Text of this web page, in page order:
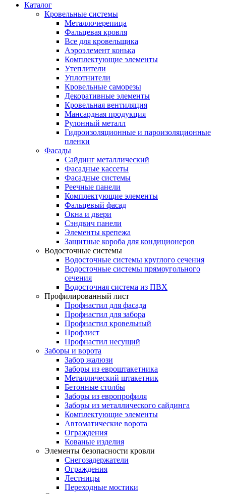
Каталог
Кровельные системы
Металлочерепица
Фальцевая кровля
Все для кровельщика
Аэроэлемент конька
Комплектующие элементы
Утеплители
Уплотнители
Кровельные саморезы
Декоративные элементы
Кровельная вентиляция
Мансардная продукция
Рулонный металл
Гидроизоляционные и пароизоляционные
пленки
Фасады
Сайдинг металлический
Фасадные кассеты
Фасадные системы
Реечные панели
Комплектующие элементы
Фальцевый фасад
Окна и двери
Сэндвич панели
Элементы крепежа
Защитные короба для кондиционеров
Водосточные системы
Водосточные системы круглого сечения
Водосточные системы прямоугольного
сечения
Водосточная система из ПВХ
Профилированный лист
Профнастил для фасада
Профнастил для забора
Профнастил кровельный
Профлист
Профнастил несущий
Заборы и ворота
Забор жалюзи
Заборы из евроштакетника
Металлический штакетник
Бетонные столбы
Заборы из европрофиля
Заборы из металлического сайдинга
Комплектующие элементы
Автоматические ворота
Ограждения
Кованые изделия
Элементы безопасности кровли
Снегозадержатели
Ограждения
Лестницы
Переходные мостики